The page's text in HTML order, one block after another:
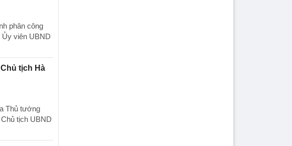
phân công
viên UBND
tịch Hà
Thủ tướng
tịch UBND